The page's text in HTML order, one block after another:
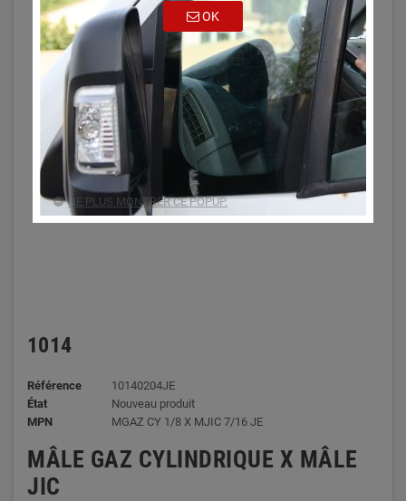
1014
Référence
10140204JE
État
Nouveau produit
MPN
MGAZ CY 1/8 X MJIC 7/16 JE
MÂLE GAZ CYLINDRIQUE X MÂLE
JIC
OK
NE PLUS MONTRER CE POPUP.